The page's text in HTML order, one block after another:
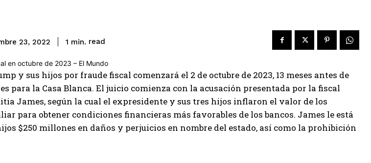
23, 2022 1 min. read
y sus hijos por fraude fiscal comenzará el 2 de octubre de 2023, 13 meses antes de
para la Casa Blanca. El juicio comienza con la acusación presentada por la fiscal
James, según la cual el expresidente y sus tres hijos inflaron el valor de los
para obtener condiciones financieras más favorables de los bancos. James le está
$250 millones en daños y perjuicios en nombre del estado, así como la prohibición